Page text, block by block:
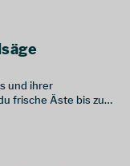
und ihrer
frische Äste bis zu